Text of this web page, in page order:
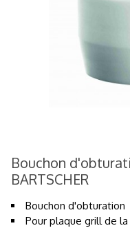
Bouchon
BARTSCHER
Bouchon d'obturation
Pour plaque grill de